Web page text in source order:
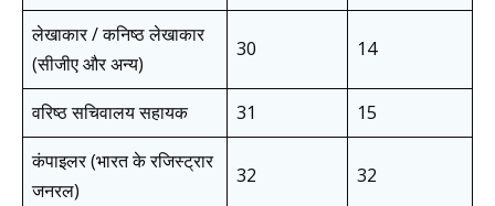
लेखाकार / कनिष्ठ लेखाकार
(सीजीए और अन्य)
30 14
वरिष्ठ सचिवालय सहायक 31
15
कंपाइलर (भारत के रजिस्ट्रार
जनरल)
32 32